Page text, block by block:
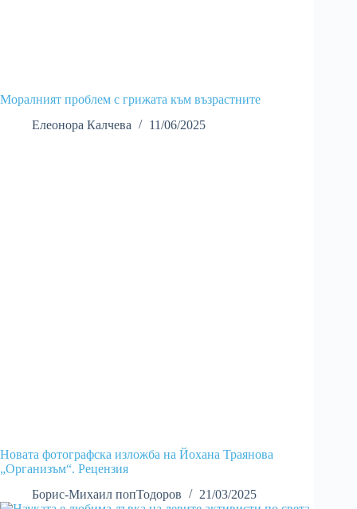
Моралният проблем с грижата към възрастните
Елеонора Калчева
11/06/2025
Новата фотографска изложба на Йохана Траянова
„Организъм“. Рецензия
Борис-Михаил попТодоров
21/03/2025